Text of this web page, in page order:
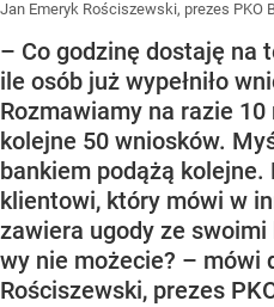
Jan Emeryk Rościszewski, prezes PKO
– Co godzinę dostaję na
ile osób już wypełniło
Rozmawiamy na razie 10
kolejne 50 wniosków.
bankiem podążą
klientowi, który mówi w
zawiera ugody ze
wy nie możecie? – mówi
Rościszewski, prezes